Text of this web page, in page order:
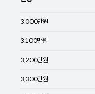
3,000만원
3,100만원
3,200만원
3,300만원